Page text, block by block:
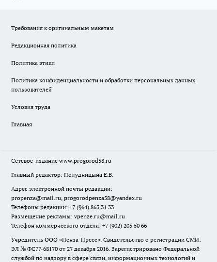
Требования к оригинальным макетам
Редакционная политика
Политика этики
Политика конфиденциальности и обработки персональных данных
пользователей̆
Условия труда
Главная
Сетевое-издание www.progorod58.ru
Главный редактор: Полудницына Е.В.
Адрес электронной почты редакции:
propenza@mail.ru, progorodpenza58@yandex.ru
Телефоны редакции: +7 (964) 863 31 33
Размещение рекламы: vpenze.ru@mail.ru
Телефон коммерческого отдела: +7 (902) 205 50 66
Учредитель ООО «Пенза-Пресс». Свидетельство о регистрации СМИ:
ЭЛ № ФС77-68170 от 27 декабря 2016. Зарегистрировано Федеральной
службой по надзору в сфере связи, информационных технологий и